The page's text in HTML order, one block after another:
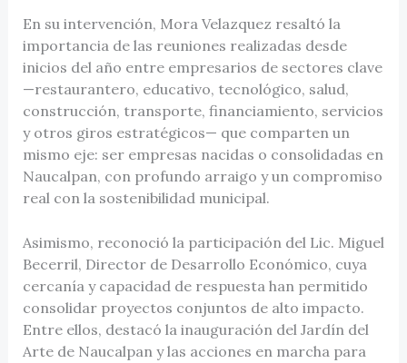
En su intervención, Mora Velazquez resaltó la
importancia de las reuniones realizadas desde
inicios del año entre empresarios de sectores clave
—restaurantero, educativo, tecnológico, salud,
construcción, transporte, financiamiento, servicios
y otros giros estratégicos— que comparten un
mismo eje: ser empresas nacidas o consolidadas en
Naucalpan, con profundo arraigo y un compromiso
real con la sostenibilidad municipal.
Asimismo, reconoció la participación del Lic. Miguel
Becerril, Director de Desarrollo Económico, cuya
cercanía y capacidad de respuesta han permitido
consolidar proyectos conjuntos de alto impacto.
Entre ellos, destacó la inauguración del Jardín del
Arte de Naucalpan y las acciones en marcha para